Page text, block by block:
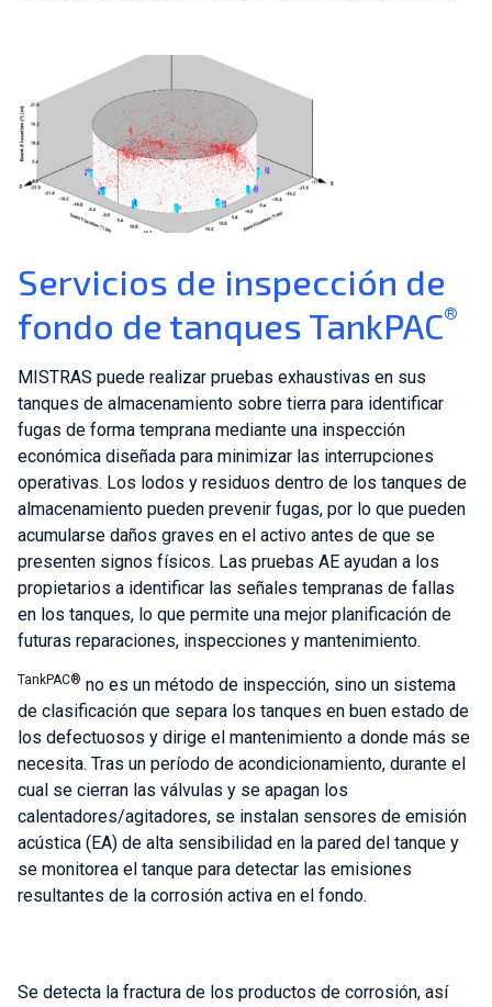
Servicios de inspección de
fondo de tanques TankPAC®
MISTRAS puede realizar pruebas exhaustivas en sus
tanques de almacenamiento sobre tierra para identificar
fugas de forma temprana mediante una inspección
económica diseñada para minimizar las interrupciones
operativas. Los lodos y residuos dentro de los tanques de
almacenamiento pueden prevenir fugas, por lo que pueden
acumularse daños graves en el activo antes de que se
presenten signos físicos. Las pruebas AE ayudan a los
propietarios a identificar las señales tempranas de fallas
en los tanques, lo que permite una mejor planificación de
futuras reparaciones, inspecciones y mantenimiento.
TankPAC® no es un método de inspección, sino un sistema
de clasificación que separa los tanques en buen estado de
los defectuosos y dirige el mantenimiento a donde más se
necesita. Tras un período de acondicionamiento, durante el
cual se cierran las válvulas y se apagan los
calentadores/agitadores, se instalan sensores de emisión
acústica (EA) de alta sensibilidad en la pared del tanque y
se monitorea el tanque para detectar las emisiones
resultantes de la corrosión activa en el fondo.
Se detecta la fractura de los productos de corrosión, así